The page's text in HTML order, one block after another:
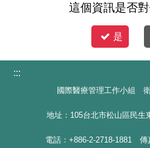
這個資訊是否
是
:::
國際醫療管理工作小組
地址：105台北市松山區民生
電話：+886-2-2718-1881 傳